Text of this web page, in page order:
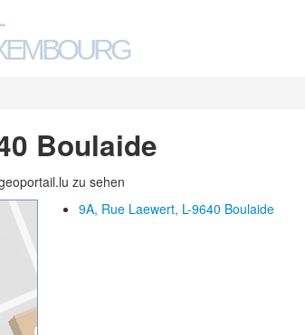
Boulaide
zu sehen
9A, Rue Laewert, L-9640 Boulaide